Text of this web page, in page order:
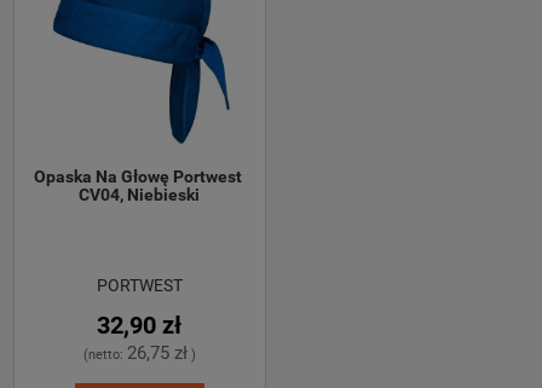
Opaska Na Głowę Portwest
CV04, Niebieski
PORTWEST
32,90 zł
(netto: 26,75 zł)